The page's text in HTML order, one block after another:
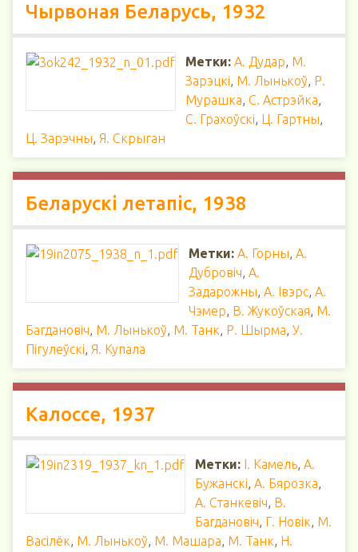
Чырвоная Беларусь, 1932
Метки: А. Дудар, М.
Зарэцкі, М. Лынькоў, Р.
Мурашка, С. Астрэйка,
С. Грахоўскі, Ц. Гартны,
Ц. Зарэчны, Я. Скрыган
Беларускi летапic, 1938
Метки: А. Горны, А.
Дубровіч, А.
Задарожны, А. Івэрс, А.
Чэмер, В. Жукоўская, М.
Багдановіч, М. Лынькоў, М. Танк, Р. Шырма, У.
Пігулеўскі, Я. Купала
Калоссе, 1937
Метки: I. Камель, А.
Бужанскi, А. Бярозка,
А. Станкевіч, В.
Багдановіч, Г. Новік, М.
Васілёк, М. Лынькоў, М. Машара, М. Танк, Н.